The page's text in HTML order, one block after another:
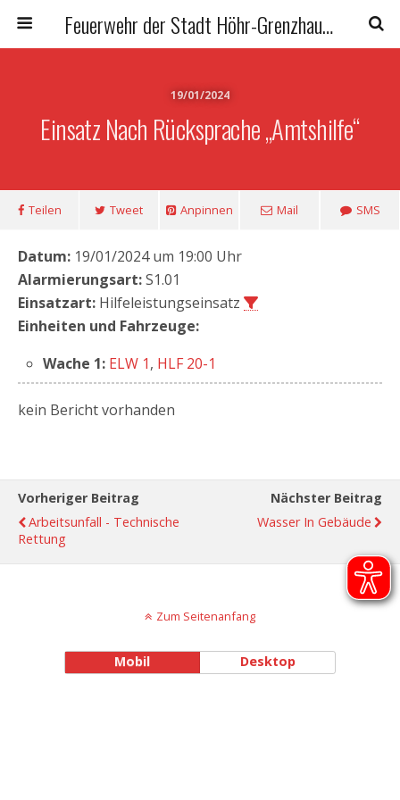
Feuerwehr der Stadt Höhr-Grenzhausen
19/01/2024
Einsatz Nach Rücksprache „Amtshilfe“
Teilen Tweet Anpinnen Mail SMS
Datum: 19/01/2024 um 19:00 Uhr
Alarmierungsart:S1.01
Einsatzart: Hilfeleistungseinsatz
Einheiten und Fahrzeuge:
Wache 1: ELW 1, HLF 20-1
kein Bericht vorhanden
Vorheriger Beitrag
Arbeitsunfall - Technische
Rettung
Nächster Beitrag
Wasser In Gebäude
Zum Seitenanfang
Mobil Desktop